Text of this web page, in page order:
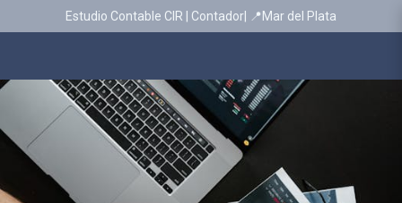
Estudio Contable CIR | Contador| 📍Mar del Plata